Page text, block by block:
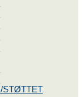
STØTTET